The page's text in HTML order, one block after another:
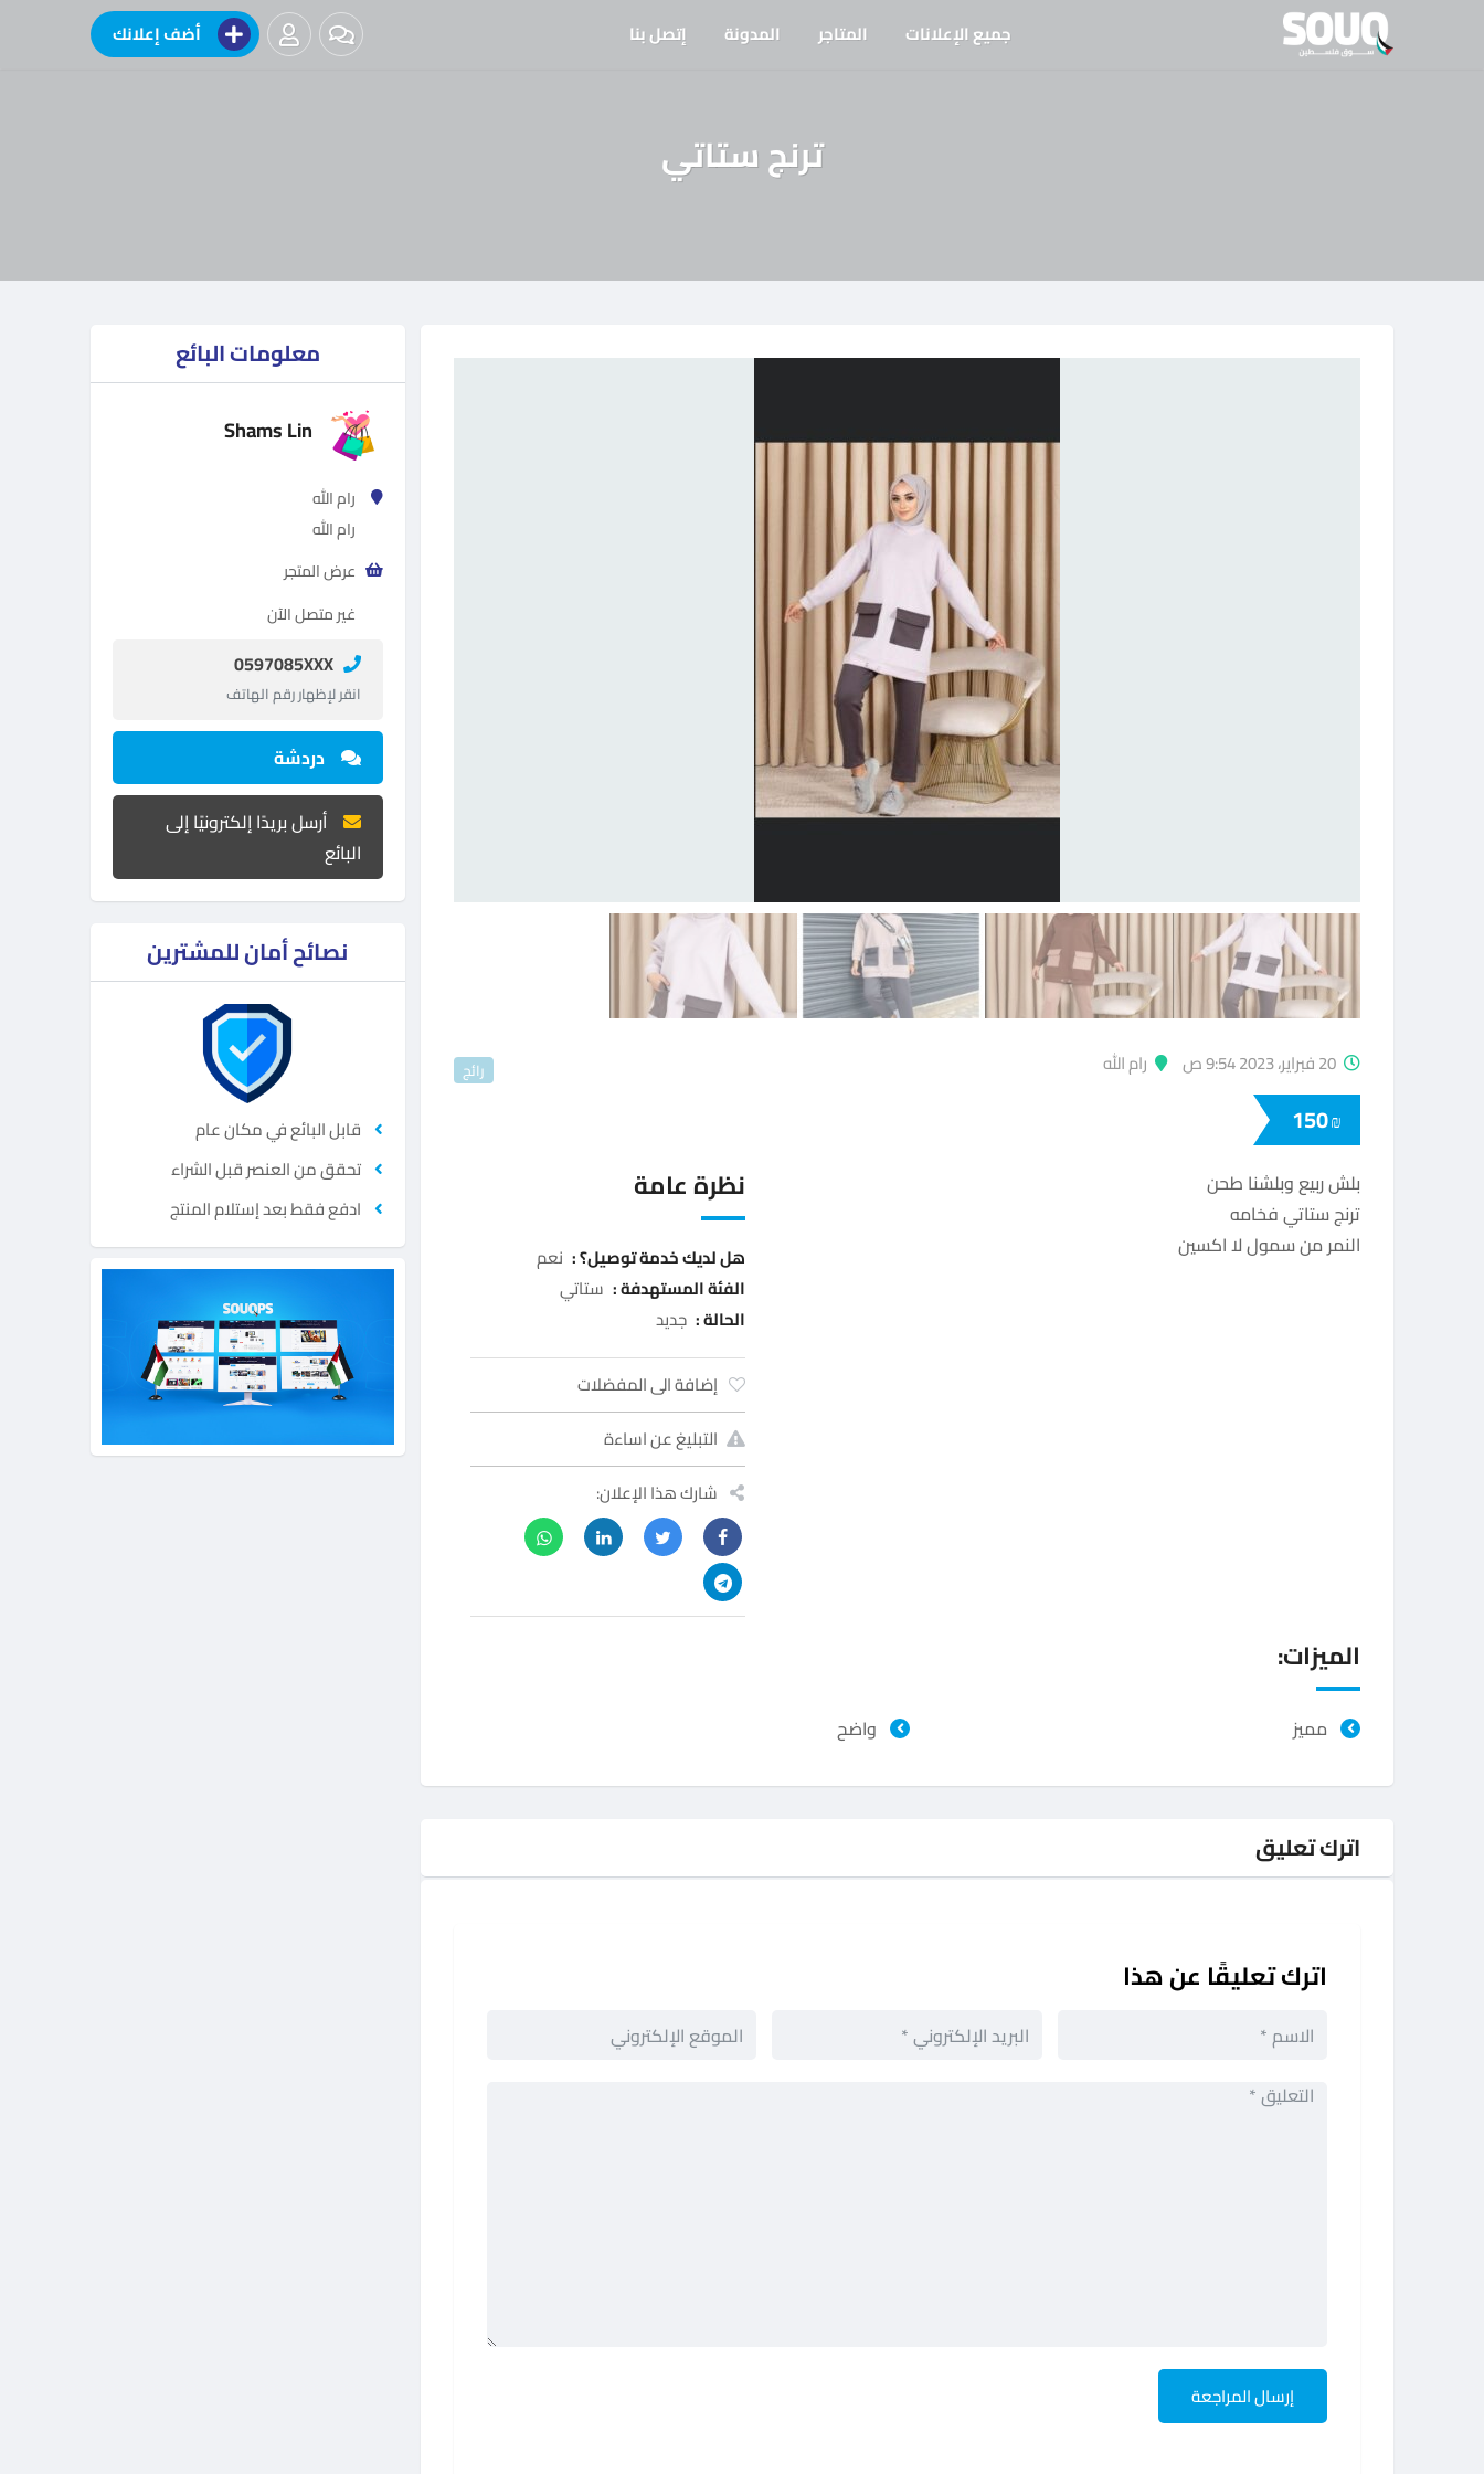
جميع الإعلانات المتاجر المدونة إتصل بنا أضف إعلانك
ترنج ستاتي
20 فبراير، 2023 9:54 ص رام الله رائج
150₪
بلش ربيع وبلشنا طحن
ترنج ستاتي فخامه
النمر من سمول لا اكسين
نظرة عامة
هل لديك خدمة توصيل؟ : نعم
الفئة المستهدفة : ستاتي
الحالة : جديد
إضافة الى المفضلات
التبليغ عن اساءة
شارك هذا الإعلان:
الميزات:
مميز واضح
اترك تعليق
اترك تعليقًا عن هذا
معلومات البائع
Shams Lin
رام الله
رام الله
عرض المتجر
غير متصل الآن
0597085XXX
انقر لإظهار رقم الهاتف
دردشة
أرسل بريدًا إلكترونيًا إلى
البائع
نصائح أمان للمشترين
قابل البائع في مكان عام
تحقق من العنصر قبل الشراء
ادفع فقط بعد إستلام المنتج